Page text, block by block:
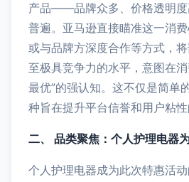
产品——品牌众多、价格透明度
普遍。亚马逊直接瞄准这一消
或与品牌方深度合作等方式，
至极具竞争力的水平，意图在
最优”的强认知。这不仅是简单
种旨在提升平台信誉和用户粘性
二、 品类聚焦：个人护理电器
个人护理电器成为此次特惠活